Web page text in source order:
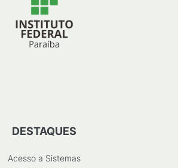
DESTAQUES
Acesso a Sistemas